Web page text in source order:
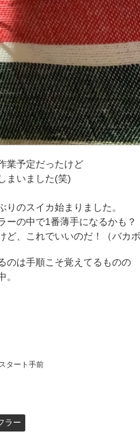
業予定だったけど
まいました(笑)
のスイカ始まりました。
ーの中で1番薄手になるかも？
ど、これでいいのだ！（バカ
のは手順こそ覚えてるものの
タート手前
ラー